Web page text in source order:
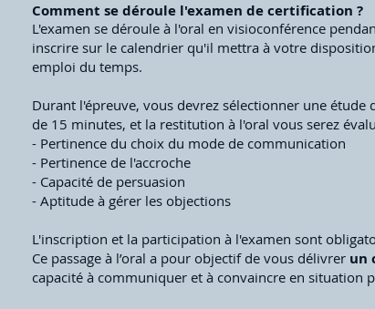
Comment se déroule l'examen de certification ?
L'examen se déroule à l'oral en visioconférence
inscrire sur le calendrier qu'il mettra à votre
emploi du temps.
Durant l'épreuve, vous devrez sélectionner une
de 15 minutes, et la restitution à l'oral vous serez
- Pertinence du choix du mode de communication
- Pertinence de l'accroche
- Capacité de persuasion
- Aptitude à gérer les objections
L'inscription et la participation à l'examen sont
Ce passage à l’oral a pour objectif de vous délivrer un
capacité à communiquer et à convaincre en situation